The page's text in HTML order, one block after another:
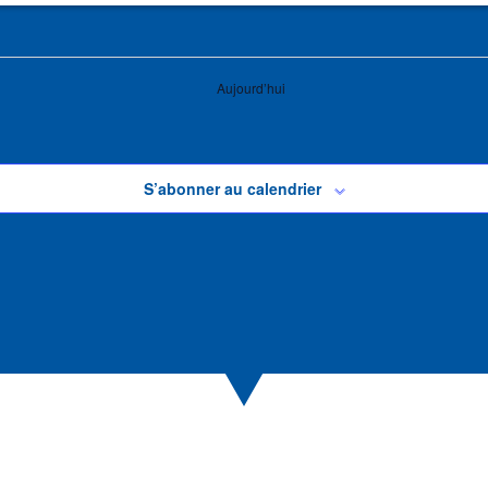
Aujourd’hui
S’abonner au calendrier